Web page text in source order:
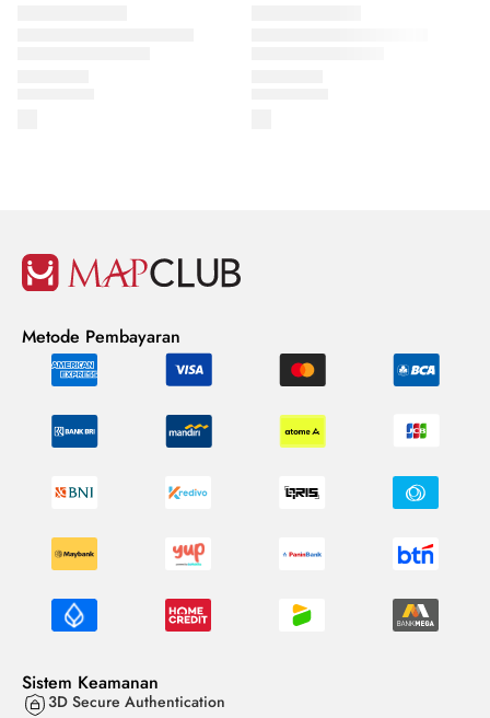
Metode Pembayaran
Sistem Keamanan
3D Secure Authentication